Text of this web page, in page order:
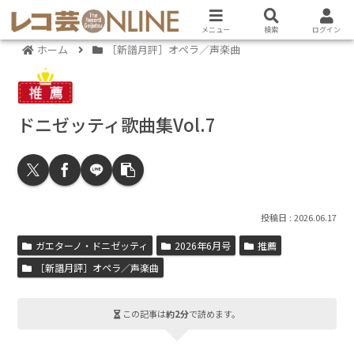
ホーム ［新譜月評］オペラ／声楽曲
ドニゼッティ歌曲集Vol.7
2026.06.17
ガエターノ・ドニゼッティ 2026年6月号
推薦
［新譜月評］オペラ／声楽曲
この記事は約2分で読めます。
メニュー 検索 ログイン